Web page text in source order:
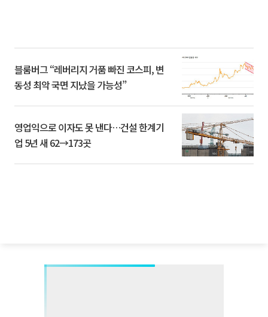
블룸버그 “레버리지 거품 빠진 코스피, 변
동성 최악 국면 지났을 가능성”
영업익으로 이자도 못 낸다…건설 한계기
업 5년 새 62→173곳